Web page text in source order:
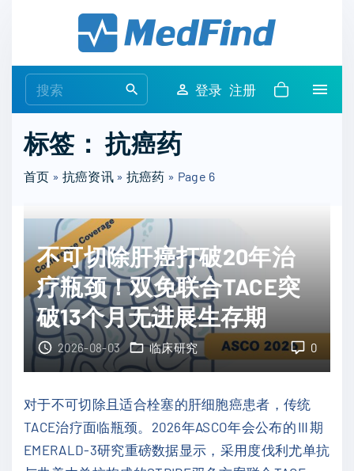
e
r
c
o
r
:
登录 注册
标签：抗癌药
首页 » 抗癌资讯» 抗癌药 » Page 6
不可切除肝癌打破20年治
疗瓶颈！双免联合TACE突
破13个月无进展生存期
0
2026-08-03 临床研究
对于不可切除且适合栓塞的肝细胞癌患者，传统
TACE治疗面临瓶颈。2026年ASCO年会公布的Ⅲ期
EMERALD-3研究重磅数据显示，采用度伐利尤单抗